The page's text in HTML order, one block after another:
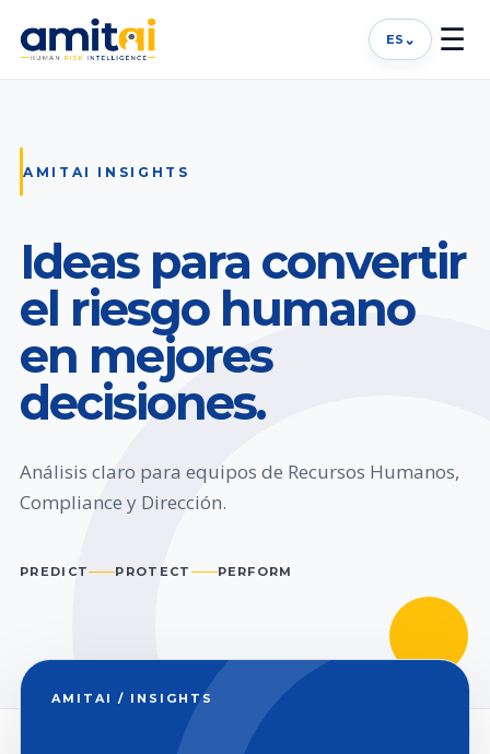
ES ⌄ ☰
AMITAI INSIGHTS
Ideas para convertir
el riesgo humano
en mejores
decisiones.
Análisis claro para equipos de Recursos Humanos,
Compliance y Dirección.
PREDICT PROTECT PERFORM
AMITAI / INSIGHTS